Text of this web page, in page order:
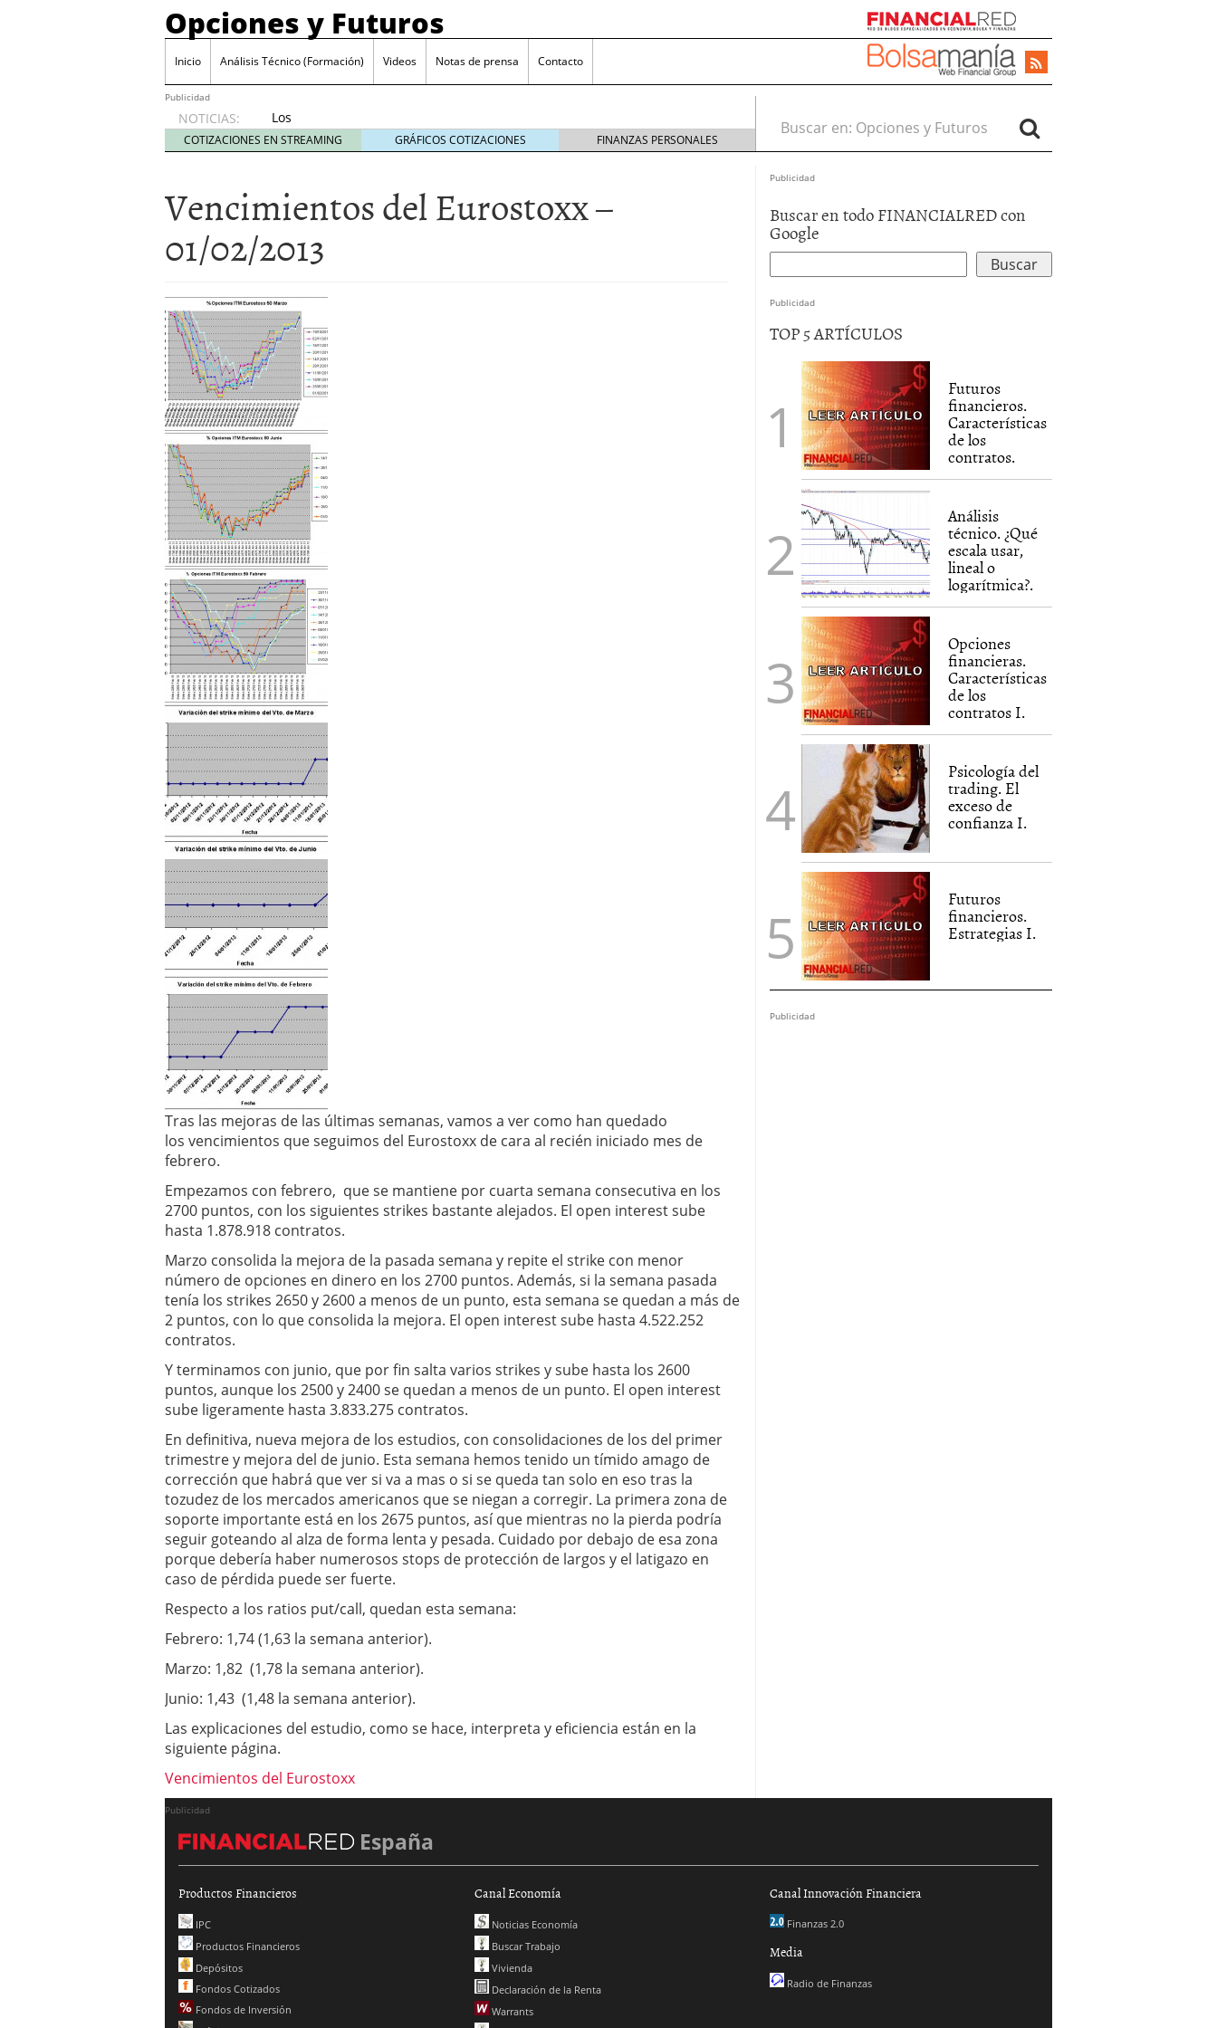
Opciones y Futuros
Inicio Análisis Técnico (Formación) Videos Notas de prensa Contacto
Publicidad
NOTICIAS:
Los
mercados
se han
completamente
locos.
agosto
27, 2014
El truco del Candy Crash y el truco de la economía.
La letra pequeña de los «préstamos rápidos».
Cuentos de pymelandia IV (y último). Moraleja.
COTIZACIONES EN STREAMING GRÁFICOS COTIZACIONES FINANZAS PERSONALES
Buscar en:
Vencimientos del Eurostoxx –
01/02/2013
Tras las mejoras de las últimas semanas, vamos a ver como han quedado
los vencimientos que seguimos del Eurostoxx de cara al recién iniciado mes de
febrero.
Empezamos con febrero, que se mantiene por cuarta semana consecutiva en los
2700 puntos, con los siguientes strikes bastante alejados. El open interest sube
hasta 1.878.918 contratos.
Marzo consolida la mejora de la pasada semana y repite el strike con menor
número de opciones en dinero en los 2700 puntos. Además, si la semana pasada
tenía los strikes 2650 y 2600 a menos de un punto, esta semana se quedan a más de
2 puntos, con lo que consolida la mejora. El open interest sube hasta 4.522.252
contratos.
Y terminamos con junio, que por fin salta varios strikes y sube hasta los 2600
puntos, aunque los 2500 y 2400 se quedan a menos de un punto. El open interest
sube ligeramente hasta 3.833.275 contratos.
En definitiva, nueva mejora de los estudios, con consolidaciones de los del primer
trimestre y mejora del de junio. Esta semana hemos tenido un tímido amago de
corrección que habrá que ver si va a mas o si se queda tan solo en eso tras la
tozudez de los mercados americanos que se niegan a corregir. La primera zona de
soporte importante está en los 2675 puntos, así que mientras no la pierda podría
seguir goteando al alza de forma lenta y pesada. Cuidado por debajo de esa zona
porque debería haber numerosos stops de protección de largos y el latigazo en
caso de pérdida puede ser fuerte.
Respecto a los ratios put/call, quedan esta semana:
Febrero: 1,74 (1,63 la semana anterior).
Marzo: 1,82 (1,78 la semana anterior).
Junio: 1,43 (1,48 la semana anterior).
Las explicaciones del estudio, como se hace, interpreta y eficiencia están en la
siguiente página.
Vencimientos del Eurostoxx
Publicidad
Buscar en todo FINANCIALRED con
Google
Publicidad
TOP 5 ARTÍCULOS
Futuros
financieros.
Características
de los
contratos.
Análisis
técnico. ¿Qué
escala usar,
lineal o
logarítmica?.
Opciones
financieras.
Características
de los
contratos I.
Psicología del
trading. El
exceso de
confianza I.
Futuros
financieros.
Estrategias I.
Publicidad
Publicidad
España
Productos Financieros
IPC
Productos Financieros
Depósitos
Fondos Cotizados
Fondos de Inversión
Canal Economía
Noticias Economía
Buscar Trabajo
Vivienda
Declaración de la Renta
Warrants
Canal Innovación Financiera
Finanzas 2.0
Media
Radio de Finanzas